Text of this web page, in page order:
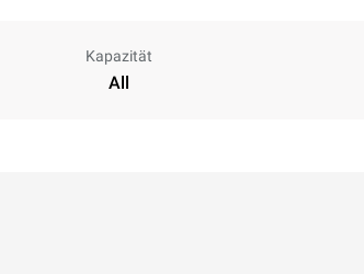
Kapazität
All